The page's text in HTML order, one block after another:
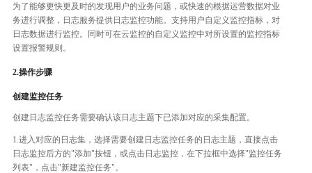
为了能够更快更及时的发现用户的业务问题，或快速的根据运营数据对业
务进行调整，日志服务提供日志监控功能。支持用户自定义监控指标，对
日志数据进行监控。同时可在云监控的自定义监控中对所设置的监控指标
设置报警规则。
2.操作步骤
创建监控任务
创建日志监控任务需要确认该日志主题下已添加对应的采集配置。
1.进入对应的日志集，选择需要创建日志监控任务的日志主题，直接点击
日志监控后方的"添加"按钮，或点击日志监控，在下拉框中选择"监控任务
列表"，点击"新建监控任务"。